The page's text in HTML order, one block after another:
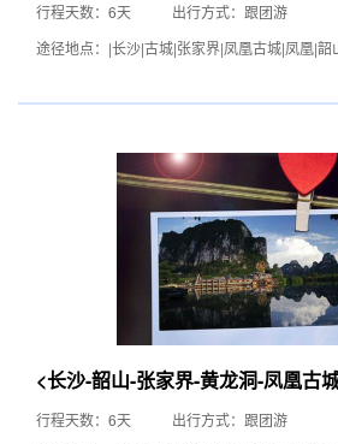
行程天数：6天
出行方式：跟团游
途径地点：|长沙|古城|张家界|凤凰古城|凤凰|韶
<长沙-韶山-张家界-黄龙洞-凤凰古
行程天数：6天
出行方式：跟团游